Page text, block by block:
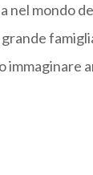
nel mondo